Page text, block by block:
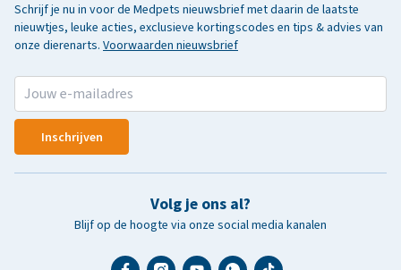
Schrijf je nu in voor de Medpets nieuwsbrief met daarin de laatste
nieuwtjes, leuke acties, exclusieve kortingscodes en tips & advies van
onze dierenarts. Voorwaarden nieuwsbrief
Inschrijven
Volg je ons al?
Blijf op de hoogte via onze social media kanalen